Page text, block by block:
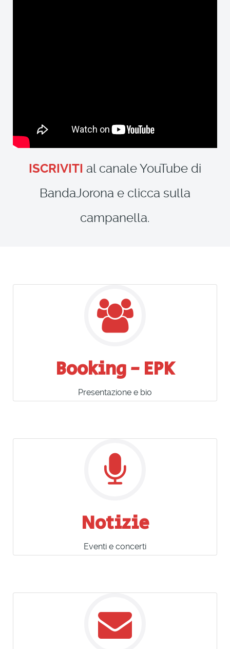
ISCRIVITI al canale YouTube di
BandaJorona e clicca sulla
campanella.
Booking - EPK
Presentazione e bio
Notizie
Eventi e concerti